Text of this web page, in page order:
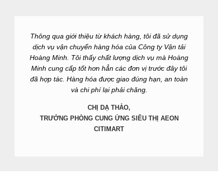
Nếu đánh giá Công ty Vận tải Hoàng Minh là đơn vị
vận tải hàng đầu trên thị trường hiện nay thì khá vội
vàng. Song không thể phủ nhận những ưu điểm
cũng như mức độ hài lòng mà đơn vị này mang đến
cho khách hàng. Hy vọng trong thời gian tới tiếp tục
hợp tác cùng Hoàng Minh
TRỌNG HIẾU,
CÔNG TY CỔ PHẦN CHÍP SÁNG